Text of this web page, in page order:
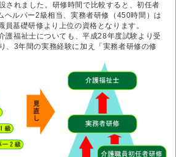
されました。研修時間で比較すると、初任者
ヘルパー2級相当、実務者研修（450時間）は
員基礎研修より上位の資格となります。
護福祉士についても、平成28年度試験より受
、3年間の実務経験に加え「実務者研修の修